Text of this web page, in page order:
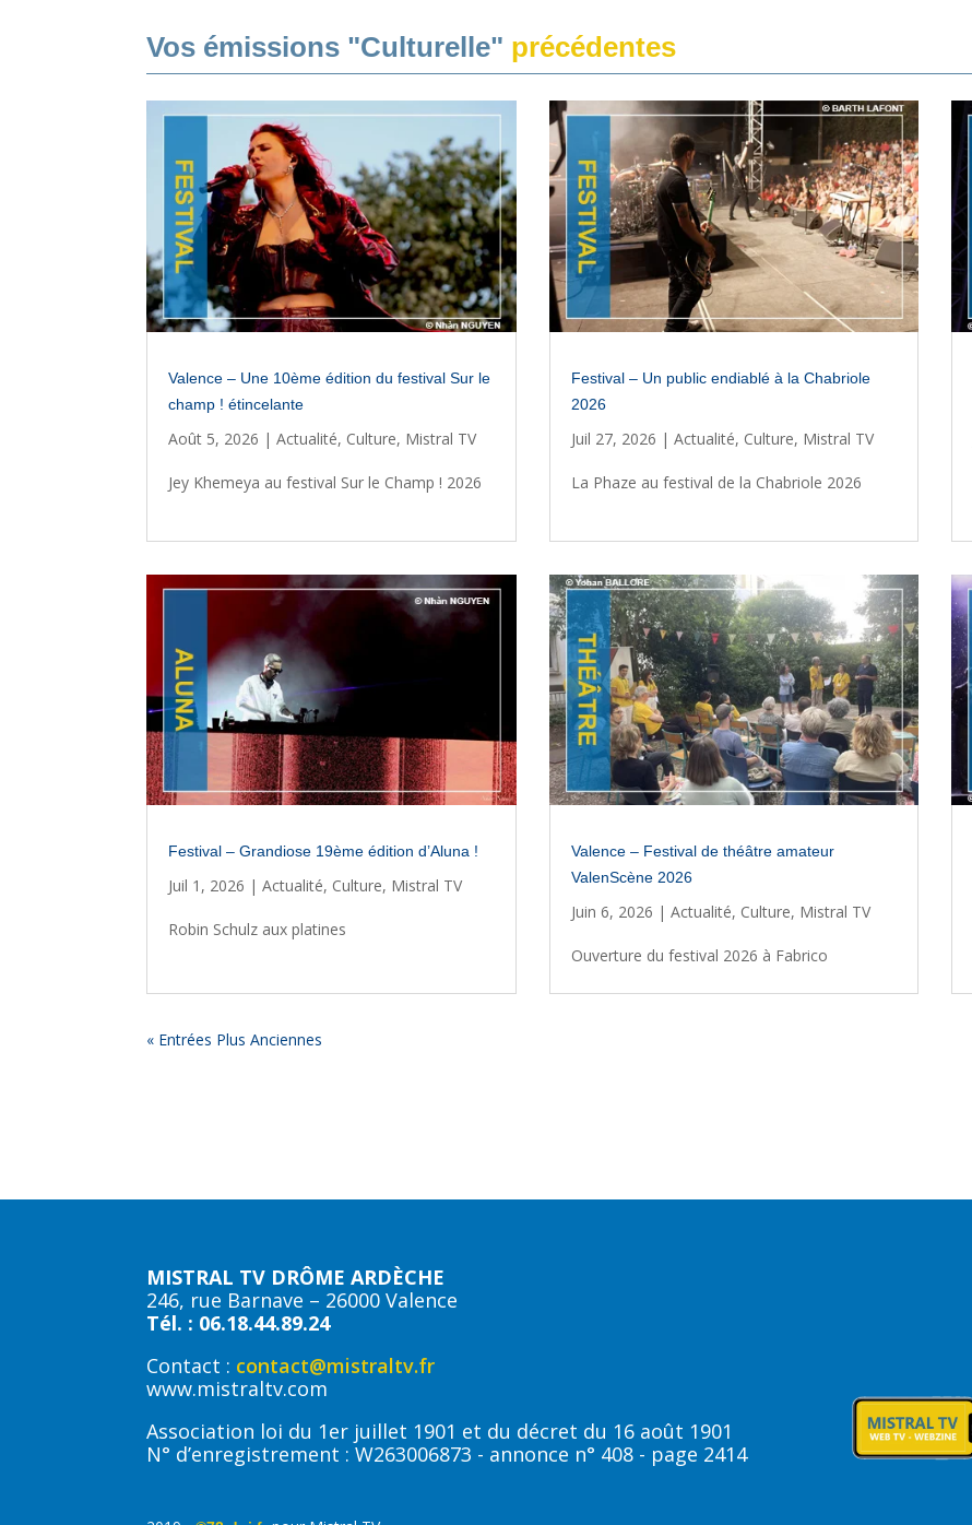
Vos émissions "Culturelle" précédentes
Valence – Une 10ème édition du festival Sur le
champ ! étincelante
Août 5, 2026 |Actualité, Culture, Mistral TV
Jey Khemeya au festival Sur le Champ ! 2026
Festival – Un public endiablé à la Chabriole
2026
Juil 27, 2026 | Actualité, Culture, Mistral TV
La Phaze au festival de la Chabriole 2026
Festival – Grandiose 19ème édition d’Aluna !
Juil 1, 2026 |Actualité, Culture, Mistral TV
Robin Schulz aux platines
Valence – Festival de théâtre amateur
ValenScène 2026
Juin 6, 2026 | Actualité, Culture, Mistral TV
Ouverture du festival 2026 à Fabrico
« Entrées Plus Anciennes
MISTRAL TV DRÔME ARDÈCHE
246, rue Barnave – 26000 Valence
Tél. : 06.18.44.89.24
Contact : contact@mistraltv.fr
www.mistraltv.com
Association loi du 1er juillet 1901 et du décret du 16 août 1901
N° d’enregistrement : W263006873 - annonce n° 408 - page 2414